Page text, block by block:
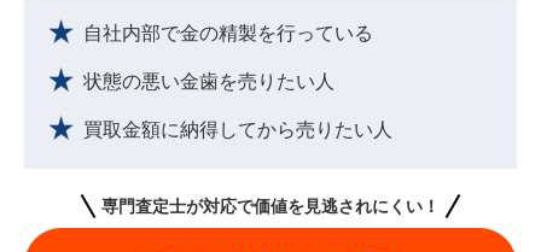
自社内部で金の精製を行っている
状態の悪い金歯を売りたい人
買取金額に納得してから売りたい人
専門査定士が対応で価値を見逃されにくい！